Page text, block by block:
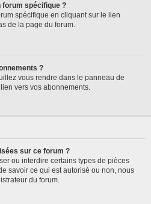
forum spécifique ?
spécifique en cliquant sur le lien
de la page du forum.
?
vous rendre dans le panneau de
vers vos abonnements.
sur ce forum ?
ou interdire certains types de pièces
savoir ce qui est autorisé ou non, nous
du forum.